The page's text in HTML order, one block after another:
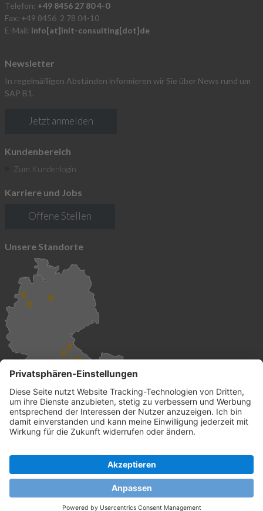
Telefon: +49 8456 27 80 4-0
Fax: +49 8456 2 78 04-10
E-Mail: info[at]init-consulting[dot]de
Newsletter
In regelmäßigen Abständen informieren wir Sie über News rund um
SAP B1.
Jetzt anmelden
Kundenbereich
Zum Kundenlogin
Karriere und Jobs
Offene Stellen
Unsere Standorte
Global vertreten
und überall für Sie da.
© 2026 init-consulting AG • Ruppertswies 14 • 85092 Kösching •
Deutschland